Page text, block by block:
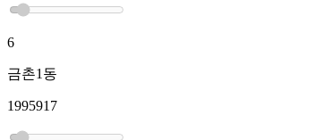
6
금촌1동
1995917